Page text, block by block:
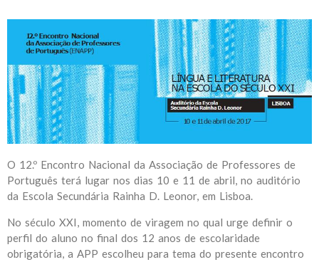
O 12.º Encontro Nacional da Associação de Professores de
Português terá lugar nos dias 10 e 11 de abril, no auditório
da Escola Secundária Rainha D. Leonor, em Lisboa.
No século XXI, momento de viragem no qual urge definir o
perfil do aluno no final dos 12 anos de escolaridade
obrigatória, a APP escolheu para tema do presente encontro